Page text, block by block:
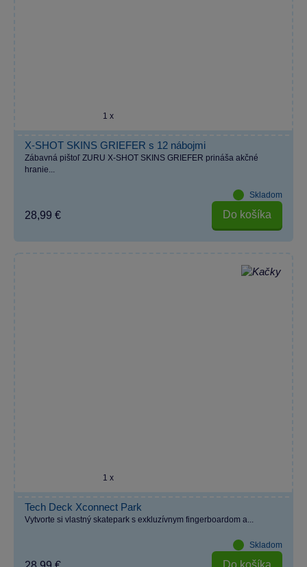
1 x
X-SHOT SKINS GRIEFER s 12 nábojmi
Zábavná pištoľ ZURU X-SHOT SKINS GRIEFER prináša akčné
hranie...
Skladom
28,99 € Do košíka
1 x
Tech Deck Xconnect Park
Vytvorte si vlastný skatepark s exkluzívnym fingerboardom a...
Skladom